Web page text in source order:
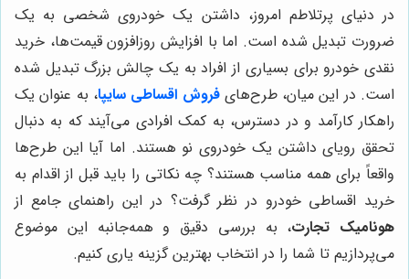
در دنیای پرتلاطم امروز، داشتن یک خودروی شخصی به یک
ضرورت تبدیل شده است. اما با افزایش روزافزون قیمت‌ها، خرید
نقدی خودرو برای بسیاری از افراد به یک چالش بزرگ تبدیل شده
است. در این میان، طرح‌هایفروش اقساطی سایپا، به عنوان یک
راهکار کارآمد و در دسترس، به کمک افرادی می‌آیند که به دنبال
تحقق رویای داشتن یک خودروی نو هستند. اما آیا این طرح‌ها
واقعاً برای همه مناسب هستند؟ چه نکاتی را باید قبل از اقدام به
خرید اقساطی خودرو در نظر گرفت؟ در این راهنمای جامع از
هونامیک تجارت، به بررسی دقیق و همه‌جانبه این موضوع
می‌پردازیم تا شما را در انتخاب بهترین گزینه یاری کنیم.